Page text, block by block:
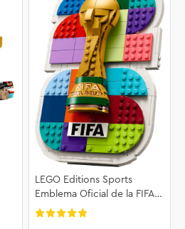
LEGO Editions Sports
Emblema Oficial de la FIFA
World Cup 2026™ 43032